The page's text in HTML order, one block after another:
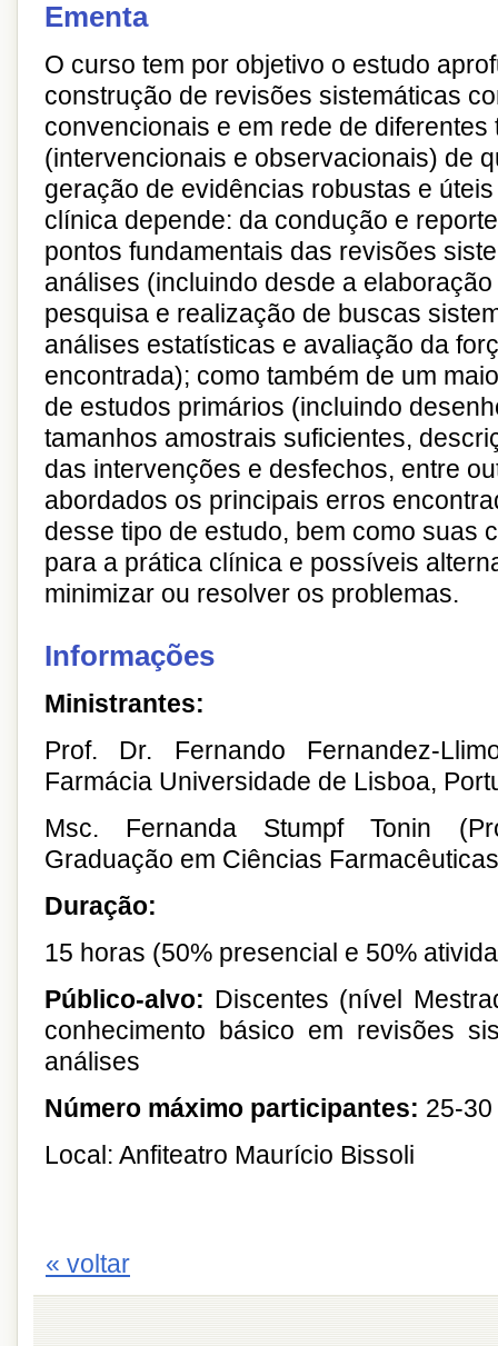
Ementa
O curso tem por objetivo o estudo
construção de revisões sistemáticas
convencionais e em rede de diferentes
(intervencionais e observacionais) de
geração de evidências robustas e
clínica depende: da condução e
pontos fundamentais das revisões
análises (incluindo desde a
pesquisa e realização de buscas
análises estatísticas e avaliação da
encontrada); como também de um
de estudos primários (incluindo
tamanhos amostrais suficientes,
das intervenções e desfechos, entre
abordados os principais erros
desse tipo de estudo, bem como suas
para a prática clínica e possíveis
minimizar ou resolver os problemas.
Informações
Ministrantes:
Prof. Dr. Fernando Fernandez-
Farmácia Universidade de Lisboa,
Msc. Fernanda Stumpf Tonin
Graduação em Ciências
Duração:
15 horas (50% presencial e 50%
Público-alvo: Discentes (nível
conhecimento básico em revisões
análises
Número máximo participantes: 25-30
Local: Anfiteatro Maurício Bissoli
« voltar